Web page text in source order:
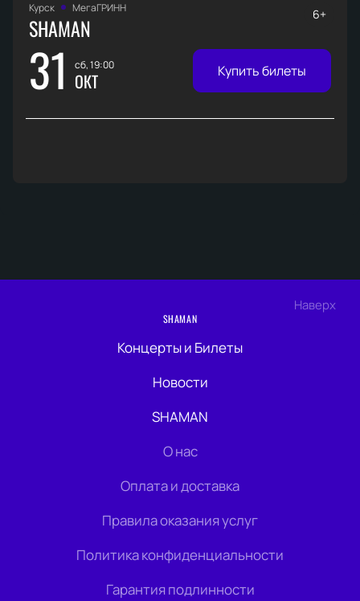
Курск МегаГРИНН
SHAMAN
31 сб, 19:00
ОКТ
6+
Купить билеты
Наверх
SHAMAN
Концерты и Билеты
Новости
SHAMAN
О нас
Оплата и доставка
Правила оказания услуг
Политика конфиденциальности
Гарантия подлинности